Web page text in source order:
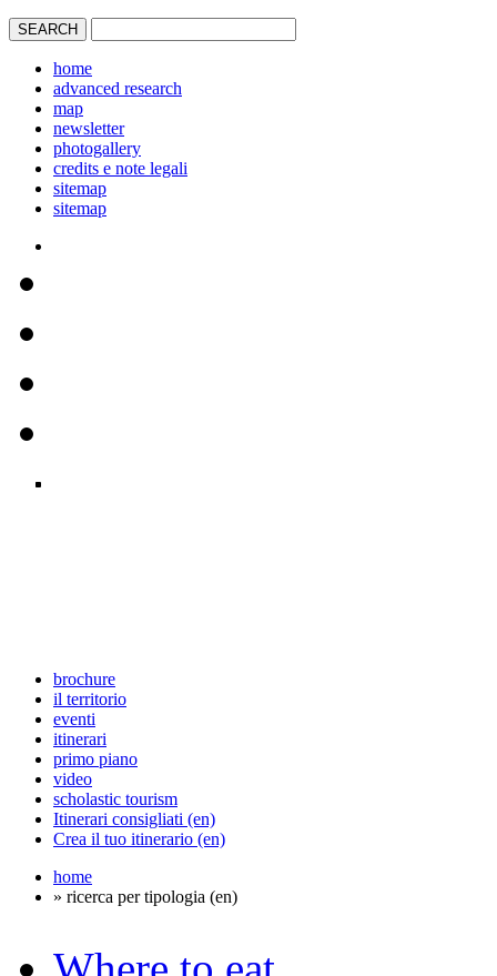
home
advanced research
map
newsletter
photogallery
credits e note legali
sitemap
sitemap
brochure
il territorio
eventi
itinerari
primo piano
video
scholastic tourism
Itinerari consigliati (en)
Crea il tuo itinerario (en)
home
» ricerca per tipologia (en)